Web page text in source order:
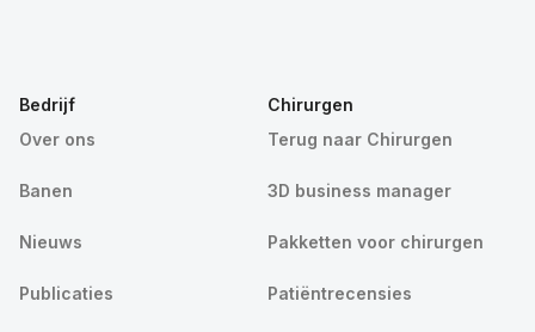
Bedrijf
Over ons
Banen
Nieuws
Publicaties
Chirurgen
Terug naar Chirurgen
3D business manager
Pakketten voor chirurgen
Patiëntrecensies